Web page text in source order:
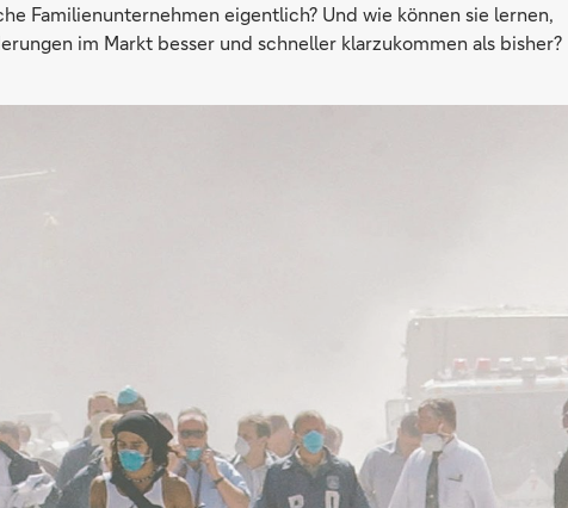
Familienunternehmen eigentlich? Und wie können sie lernen,
im Markt besser und schneller klarzukommen als bisher?